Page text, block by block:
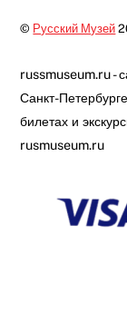
© Русский Музей
russmuseum.ru -
Санкт-
билетах и
rusmuseum.ru